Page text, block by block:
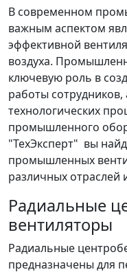
В современном
важным аспектом
эффективной
воздуха.
ключевую роль в
работы
технологических
промышленного
"ТехЭксперт" вы
промышленных
различных отраслей
Радиальные
вентиляторы
Радиальные
предназначены для